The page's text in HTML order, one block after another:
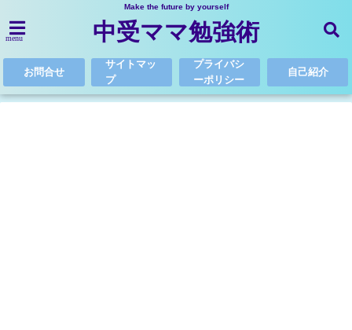
Make the future by yourself
menu 中受ママ勉強術
お問合せ
サイトマッ
プ
プライバシ
ーポリシー
自己紹介